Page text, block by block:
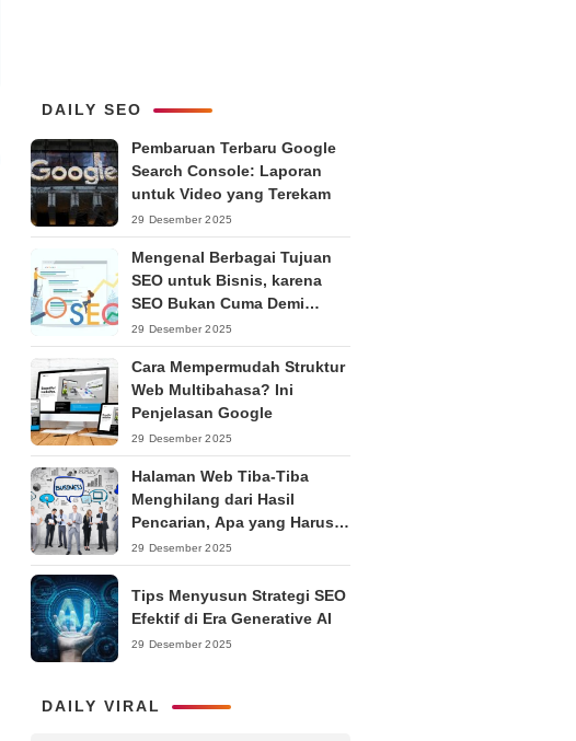
DAILY SEO
Pembaruan Terbaru Google
Search Console: Laporan
untuk Video yang Terekam
29 Desember 2025
Mengenal Berbagai Tujuan
SEO untuk Bisnis, karena
SEO Bukan Cuma Demi
Ranking
29 Desember 2025
Cara Mempermudah Struktur
Web Multibahasa? Ini
Penjelasan Google
29 Desember 2025
Halaman Web Tiba-Tiba
Menghilang dari Hasil
Pencarian, Apa yang Harus
Dilakukan?
29 Desember 2025
Tips Menyusun Strategi SEO
Efektif di Era Generative AI
29 Desember 2025
DAILY VIRAL